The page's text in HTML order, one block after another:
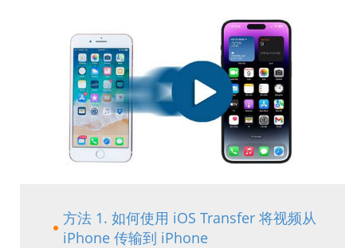
方法 1. 如何使用 iOS Transfer 将视频从
iPhone 传输到 iPhone